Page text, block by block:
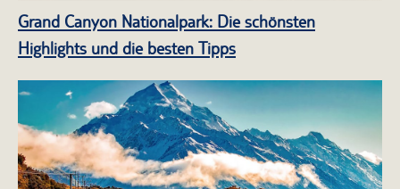
Grand Canyon Nationalpark: Die schönsten
Highlights und die besten Tipps